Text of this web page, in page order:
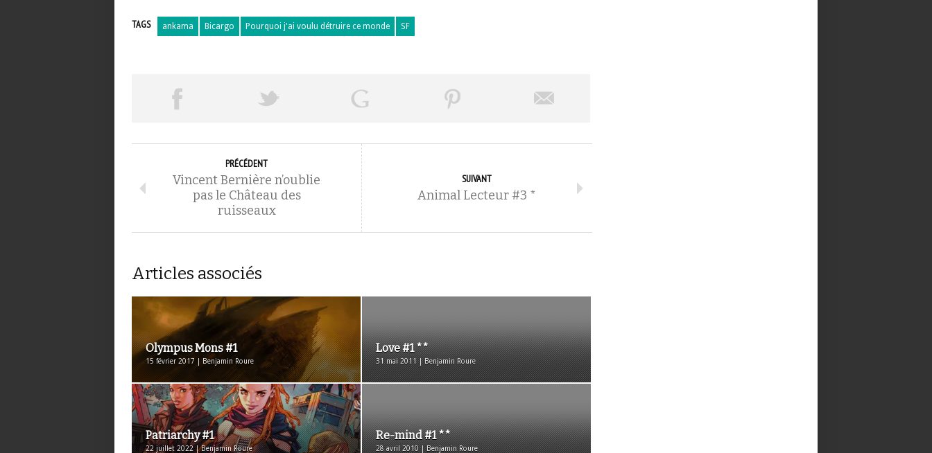
TAGS ankama Bicargo Pourquoi j'ai voulu détruire ce monde SF
PRÉCÉDENT
Vincent Bernière n’oublie
pas le Château des
ruisseaux
SUIVANT
Animal Lecteur #3 *
Articles associés
Olympus Mons #1
15 février 2017 | Benjamin Roure
Love #1 **
31 mai 2011 | Benjamin Roure
Patriarchy #1
22 juillet 2022 | Benjamin Roure
Re-mind #1 **
28 avril 2010 | Benjamin Roure